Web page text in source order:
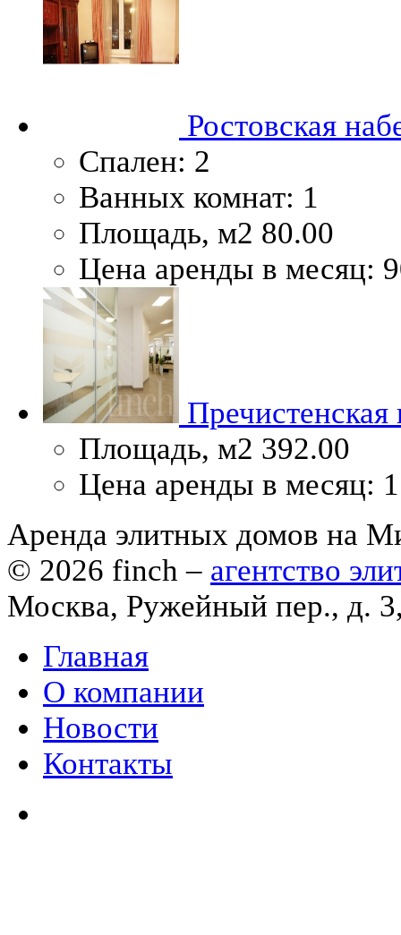
Ростовская
Спален: 2
Ванных комнат: 1
Площадь, м2 80.00
Цена аренды в месяц:
Площадь, м2 392.00
Цена аренды в месяц:
Аренда элитных домов на
© 2026 finch – агентство
Москва, Ружейный пер., д.
Главная
О компании
Новости
Контакты